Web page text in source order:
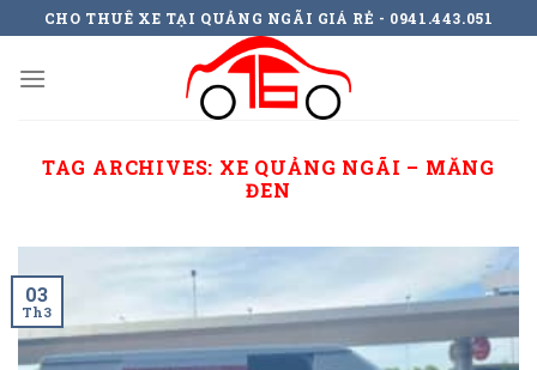
to
content
CHO THUÊ XE TẠI QUẢNG NGÃI GIÁ RẺ - 0941.443.051
TAG ARCHIVES: XE QUẢNG NGÃI – MĂNG
ĐEN
03
Th3